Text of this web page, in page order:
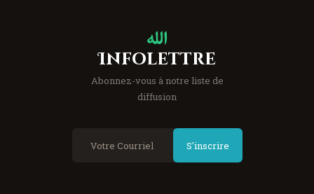
Infolettre
Abonnez-vous à notre liste de
diffusion
S'inscrire